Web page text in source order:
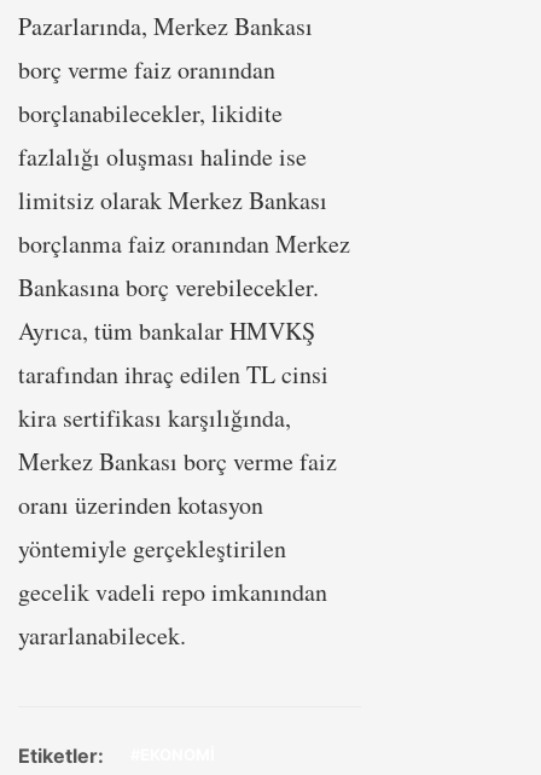
Pazarlarında, Merkez Bankası
borç verme faiz oranından
borçlanabilecekler, likidite
fazlalığı oluşması halinde ise
limitsiz olarak Merkez Bankası
borçlanma faiz oranından Merkez
Bankasına borç verebilecekler.
Ayrıca, tüm bankalar HMVKŞ
tarafından ihraç edilen TL cinsi
kira sertifikası karşılığında,
Merkez Bankası borç verme faiz
oranı üzerinden kotasyon
yöntemiyle gerçekleştirilen
gecelik vadeli repo imkanından
yararlanabilecek.
Etiketler: